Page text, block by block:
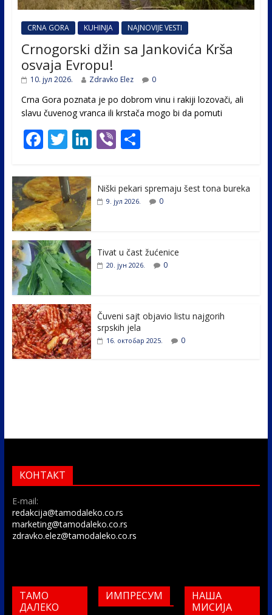
CRNA GORA KUHINJA NAJNOVIJE VESTI
Crnogorski džin sa Jankovića Krša
osvaja Evropu!
10. јул 2026. Zdravko Elez 0
Crna Gora poznata je po dobrom vinu i rakiji lozovači, ali
slavu čuvenog vranca ili krstača mogo bi da pomuti
F
e
b
o
o
k
T
itt
er
Li
e
Vi
er
S
e
Niški pekari spremaju šest tona bureka
9. јул 2026. 0
Tivat u čast žućenice
20. јун 2026. 0
Čuveni sajt objavio listu najgorih
srpskih jela
16. октобар 2025. 0
КОНТАКТ
E-mail:
redakcija@tamodaleko.co.rs
marketing@tamodaleko.co.rs
zdravko.elez@tamodaleko.co.rs
ТАМО
ДАЛЕКО
ИМПРЕСУМ
НАША
МИСИЈА